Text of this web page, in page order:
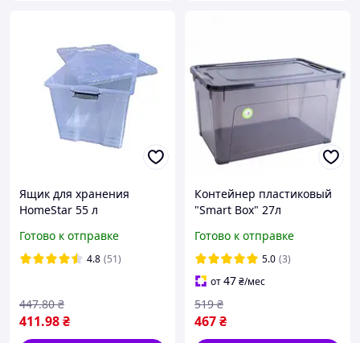
Ящик для хранения
HomeStar 55 л
Готово к отправке
4.8 (51)
411.98₴
447.80 ₴
Контейнер пластиковый
"Smart Box" 27л
прозрачный/какао
Алеана
Готово к отправке
5.0 (3)
от47₴/мес
467₴
519 ₴